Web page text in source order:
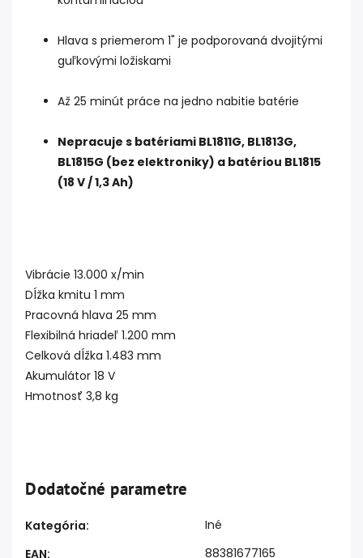
Hlava s priemerom 1" je podporovaná dvojitými
guľkovými ložiskami
Až 25 minút práce na jedno nabitie batérie
Nepracuje s batériami BL1811G, BL1813G,
BL1815G (bez elektroniky) a batériou BL1815
(18 V / 1,3 Ah)
Vibrácie 13.000 x/min
Dĺžka kmitu 1 mm
Pracovná hlava 25 mm
Flexibilná hriadeľ 1.200 mm
Celková dĺžka 1.483 mm
Akumulátor 18 V
Hmotnosť 3,8 kg
Dodatočné parametre
Kategória:
Iné
EAN:
88381677165